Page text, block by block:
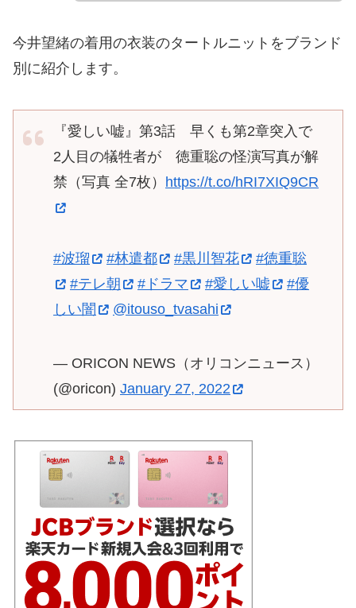
今井望緒の着用の衣装のタートルニットをブランド
別に紹介します。
『愛しい嘘』第3話 早くも第2章突入で
2人目の犠牲者が 徳重聡の怪演写真が解
禁（写真 全7枚） https://t.co/hRI7XIQ9CR
#波瑠 #林遣都 #黒川智花
#徳重聡
#テレ朝
#ドラマ #愛しい嘘
#優
しい闇
@itouso_tvasahi
— ORICON NEWS（オリコンニュース）
(@oricon) January 27, 2022